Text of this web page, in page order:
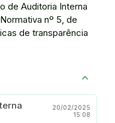
de Auditoria Interna
nº 5, de
de transparência
20/02/2025
15:08